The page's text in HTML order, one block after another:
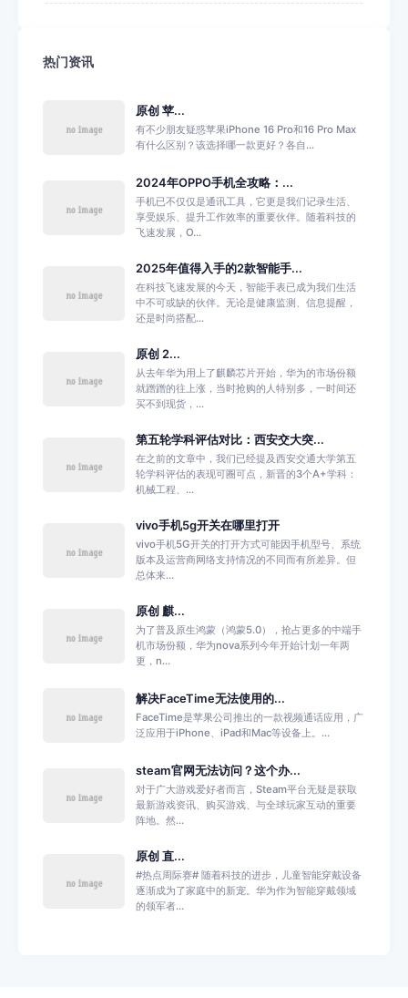
热门资讯
原创 苹...
有不少朋友疑惑苹果iPhone 16 Pro和16 Pro Max
有什么区别？该选择哪一款更好？各自...
2024年OPPO手机全攻略：...
手机已不仅仅是通讯工具，它更是我们记录生活、
享受娱乐、提升工作效率的重要伙伴。随着科技的
飞速发展，O...
2025年值得入手的2款智能手...
在科技飞速发展的今天，智能手表已成为我们生活
中不可或缺的伙伴。无论是健康监测、信息提醒，
还是时尚搭配...
原创 2...
从去年华为用上了麒麟芯片开始，华为的市场份额
就蹭蹭的往上涨，当时抢购的人特别多，一时间还
买不到现货，...
第五轮学科评估对比：西安交大突...
在之前的文章中，我们已经提及西安交通大学第五
轮学科评估的表现可圈可点，新晋的3个A+学科：
机械工程、...
vivo手机5g开关在哪里打开
vivo手机5G开关的打开方式可能因手机型号、系统
版本及运营商网络支持情况的不同而有所差异。但
总体来...
原创 麒...
为了普及原生鸿蒙（鸿蒙5.0），抢占更多的中端手
机市场份额，华为nova系列今年开始计划一年两
更，n...
解决FaceTime无法使用的...
FaceTime是苹果公司推出的一款视频通话应用，广
泛应用于iPhone、iPad和Mac等设备上。...
steam官网无法访问？这个办...
对于广大游戏爱好者而言，Steam平台无疑是获取
最新游戏资讯、购买游戏、与全球玩家互动的重要
阵地。然...
原创 直...
#热点周际赛# 随着科技的进步，儿童智能穿戴设备
逐渐成为了家庭中的新宠。华为作为智能穿戴领域
的领军者...